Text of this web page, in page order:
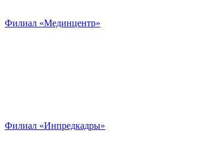
Филиал «Мединцентр»
Филиал «Инпредкадры»